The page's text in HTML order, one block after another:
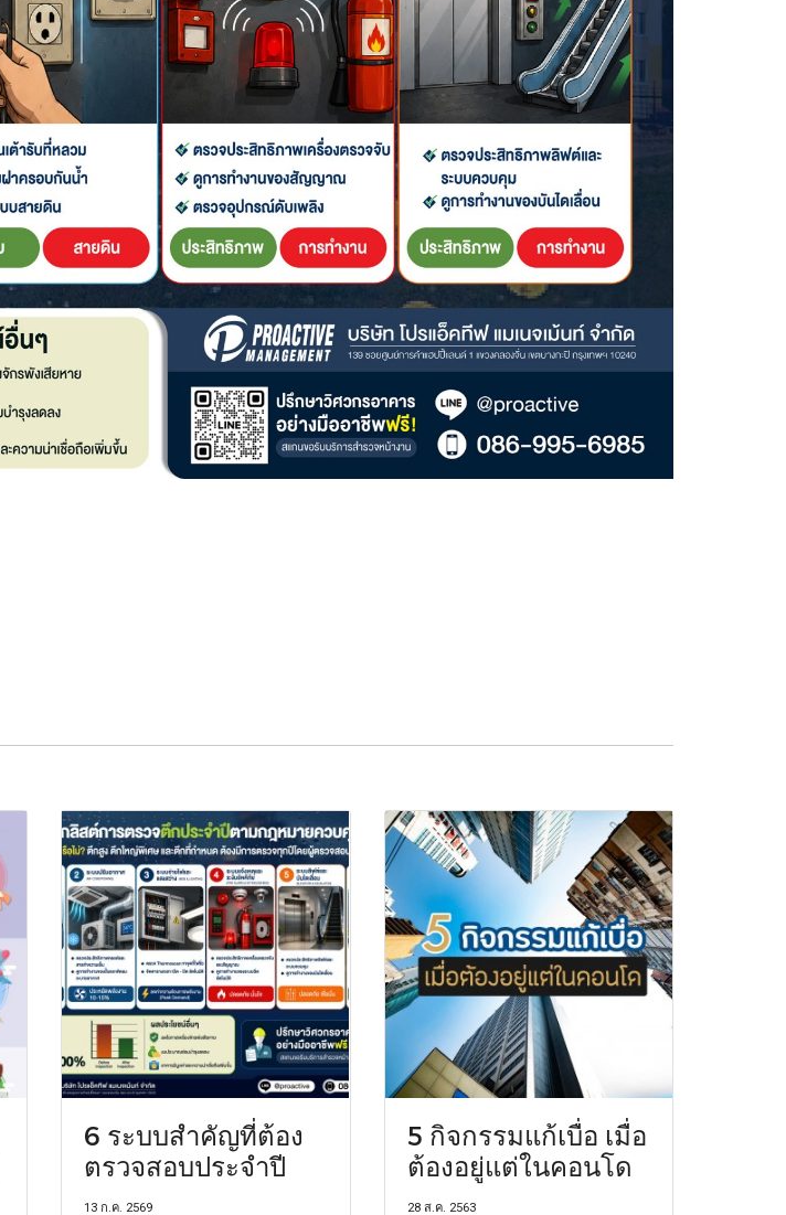
6 ระบบสำคัญที่ต้อง
ตรวจสอบประจำปี
13 ก.ค. 2569
5 กิจกรรมแก้เบื่อ เมื่อ
ต้องอยู่แต่ในคอนโด
28 ส.ค. 2563